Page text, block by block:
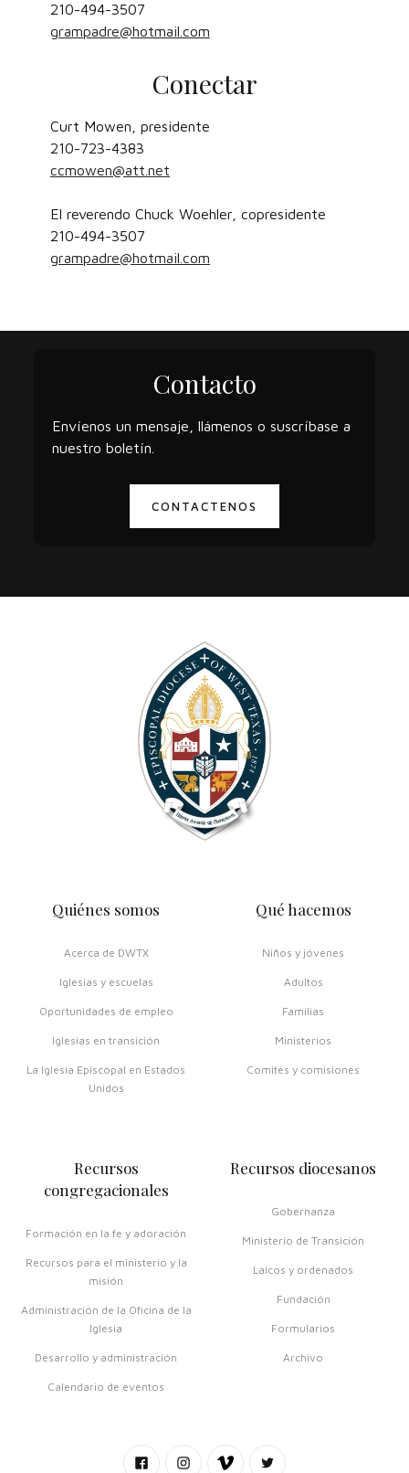
210-494-3507
grampadre@hotmail.com
Conectar
Curt Mowen, presidente
210-723-4383
ccmowen@att.net
El reverendo Chuck Woehler, copresidente
210-494-3507
grampadre@hotmail.com
Contacto
Envíenos un mensaje, llámenos o suscríbase a
nuestro boletín.
CONTACTENOS
Quiénes somos
Acerca de DWTX
Iglesias y escuelas
Oportunidades de empleo
Iglesias en transición
La Iglesia Episcopal en Estados
Unidos
Qué hacemos
Niños y jóvenes
Adultos
Familias
Ministerios
Comités y comisiones
Recursos
congregacionales
Formación en la fe y adoración
Recursos para el ministerio y la
misión
Administración de la Oficina de la
Iglesia
Desarrollo y administración
Calendario de eventos
Recursos diocesanos
Gobernanza
Ministerio de Transición
Laicos y ordenados
Fundación
Formularios
Archivo